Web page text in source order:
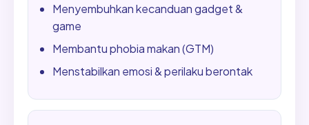
Menyembuhkan kecanduan gadget &
game
Membantu phobia makan (GTM)
Menstabilkan emosi & perilaku berontak